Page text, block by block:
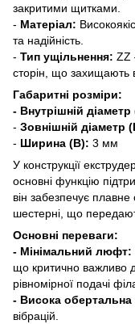
закритими щитками.
- Матеріал:
та надійність.
- Тип ущільнення: ZZ
сторін, що захищають
Габаритні розміри:
- Внутрішній діаметр
- Зовнішній діаметр
- Ширина (B): 3 мм
У конструкції
основні функцію
він забезпечує
шестерні, що
Основні переваги:
- Мінімальний люфт:
що критично важливо
рівномірної подачі
- Висока обертальна
вібрацій.